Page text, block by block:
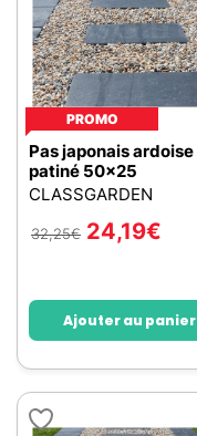
PROMO
Pas japonais ardoise
patiné 50x25
CLASSGARDEN
32,25€ 24,19€
Ajouter au panier